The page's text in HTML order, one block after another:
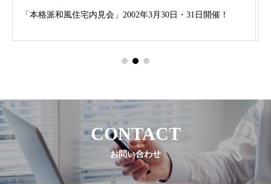
総檜造り 完成内見会
CONTACT
お問い合わせ